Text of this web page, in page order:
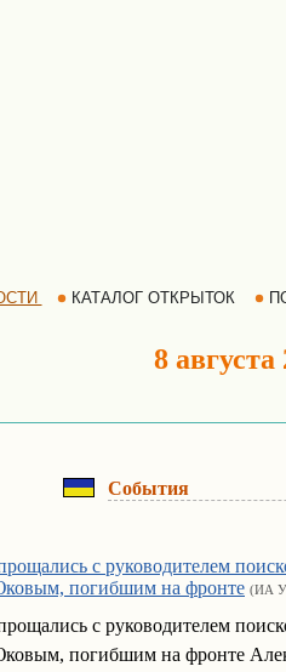
КАТАЛОГ ОТКРЫТОК
8 августа
События
с руководителем
погибшим на фронте (ИА
с руководителем
погибшим на фронте